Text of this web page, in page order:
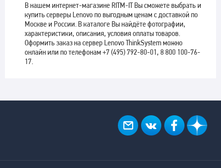
В нашем интернет-магазине RITM-IT Вы сможете выбрать и
купить серверы Lenovo по выгодным ценам с доставкой по
Москве и России. В каталоге Вы найдёте фотографии,
характеристики, описания, условия оплаты товаров.
Оформить заказ на сервер Lenovo ThinkSystem можно
онлайн или по телефонам +7 (495) 792-80-01, 8 800 100-76-
17.